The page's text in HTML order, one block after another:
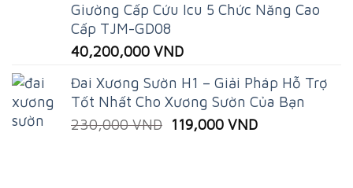
was:
is:
Giường Cấp Cứu Icu 5 Chức Năng Cao
Cấp TJM-GD08
40,200,000 VND
Đai Xương Sườn H1 – Giải Pháp Hỗ Trợ
Tốt Nhất Cho Xương Sườn Của Bạn
230,000VND Original
119,000 VNDCurrent